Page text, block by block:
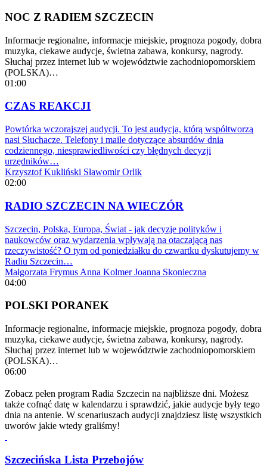
NOC Z RADIEM SZCZECIN
Informacje regionalne, informacje miejskie, prognoza pogody, dobra
muzyka, ciekawe audycje, świetna zabawa, konkursy, nagrody.
Słuchaj przez internet lub w województwie zachodniopomorskiem
(POLSKA)…
01:00
CZAS REAKCJI
Powtórka wczorajszej audycji. To jest audycja, którą współtworzą
nasi Słuchacze. Telefony i maile dotyczące absurdów dnia
codziennego, niesprawiedliwości czy błędnych decyzji
urzędników…
Krzysztof Kukliński Sławomir Orlik
02:00
RADIO SZCZECIN NA WIECZÓR
Szczecin, Polska, Europa, Świat - jak decyzje polityków i
naukowców oraz wydarzenia wpływają na otaczającą nas
rzeczywistość? O tym od poniedziałku do czwartku dyskutujemy w
Radiu Szczecin…
Małgorzata Frymus Anna Kolmer Joanna Skonieczna
04:00
POLSKI PORANEK
Informacje regionalne, informacje miejskie, prognoza pogody, dobra
muzyka, ciekawe audycje, świetna zabawa, konkursy, nagrody.
Słuchaj przez internet lub w województwie zachodniopomorskiem
(POLSKA)…
06:00
Zobacz pełen program Radia Szczecin na najbliższe dni. Możesz
także cofnąć datę w kalendarzu i sprawdzić, jakie audycje były tego
dnia na antenie. W scenariuszach audycji znajdziesz listę wszystkich
uworów jakie wtedy graliśmy!
Szczecińska Lista Przebojów